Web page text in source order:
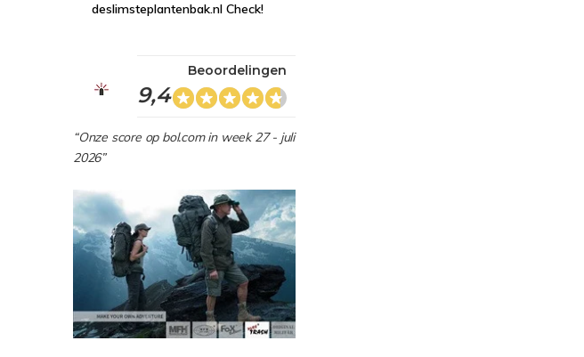
deslimsteplantenbak.nl Check!
9,4
Beoordelingen
“Onze score op bol.com in week 27 - juli
2026”